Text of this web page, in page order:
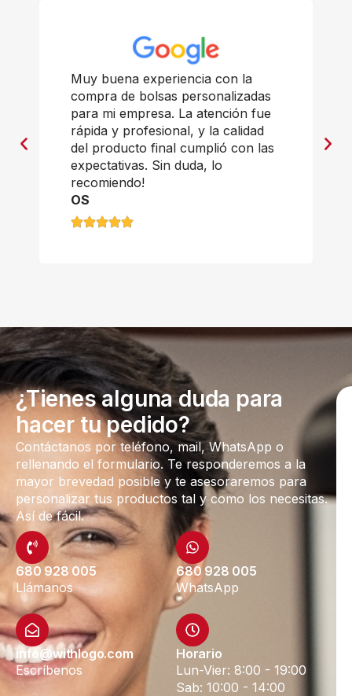
Muy buena experiencia con la
compra de bolsas personalizadas
para mi empresa. La atención fue
rápida y profesional, y la calidad
del producto final cumplió con las
expectativas. Sin duda, lo
recomiendo!
OS
¿Tienes alguna duda para
hacer tu pedido?
Contáctanos por teléfono, mail, WhatsApp o
rellenando el formulario. Te responderemos a la
mayor brevedad posible y te asesoraremos para
personalizar tus productos tal y como los necesitas.
Así de fácil.
680 928 005
Llámanos
680 928 005
WhatsApp
info@withlogo.com
Escríbenos
Horario
Lun-Vier: 8:00 - 19:00
Sab: 10:00 - 14:00